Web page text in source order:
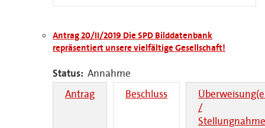
Antrag 20/II/2019 Die SPD Bilddatenbank
repräsentiert unsere vielfältige Gesellschaft!
Status: Annahme
Antrag
Beschluss
/